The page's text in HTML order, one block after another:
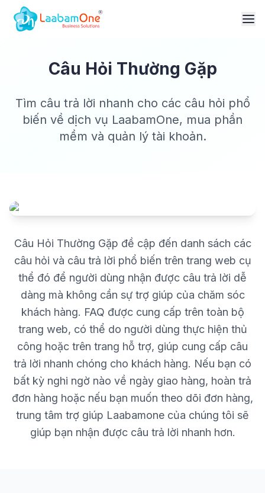
Câu Hỏi Thường Gặp
Tìm câu trả lời nhanh cho các câu hỏi phổ
biến về dịch vụ LaabamOne, mua phần
mềm và quản lý tài khoản.
Câu Hỏi Thường Gặp đề cập đến danh sách các
câu hỏi và câu trả lời phổ biến trên trang web cụ
thể đó để người dùng nhận được câu trả lời dễ
dàng mà không cần sự trợ giúp của chăm sóc
khách hàng. FAQ được cung cấp trên toàn bộ
trang web, có thể do người dùng thực hiện thủ
công hoặc trên trang hỗ trợ, giúp cung cấp câu
trả lời nhanh chóng cho khách hàng. Nếu bạn có
bất kỳ nghi ngờ nào về ngày giao hàng, hoàn trả
đơn hàng hoặc nếu bạn muốn theo dõi đơn hàng,
trung tâm trợ giúp Laabamone của chúng tôi sẽ
giúp bạn nhận được câu trả lời nhanh hơn.